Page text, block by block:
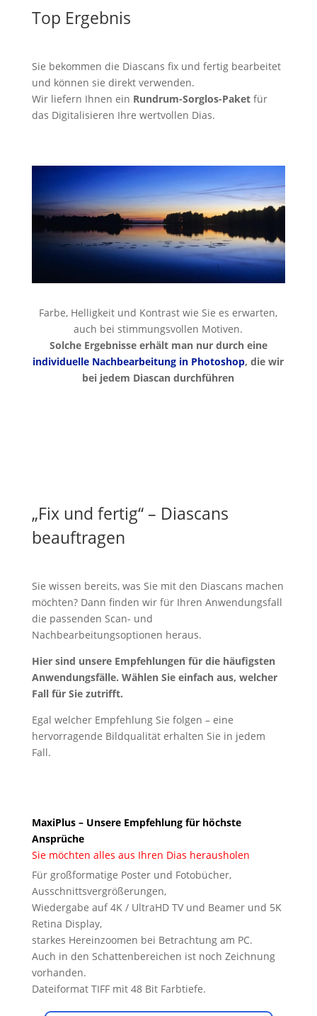
Top Ergebnis
Sie bekommen die Diascans fix und fertig bearbeitet
und können sie direkt verwenden.
Wir liefern Ihnen ein Rundrum-Sorglos-Paketfür
das Digitalisieren Ihre wertvollen Dias.
Farbe, Helligkeit und Kontrast wie Sie es erwarten,
auch bei stimmungsvollen Motiven.
Solche Ergebnisse erhält man nur durch eine
individuelle Nachbearbeitung in Photoshop, die wir
bei jedem Diascan durchführen
„Fix und fertig“ – Diascans
beauftragen
Sie wissen bereits, was Sie mit den Diascans machen
möchten? Dann finden wir für Ihren Anwendungsfall
die passenden Scan- und
Nachbearbeitungsoptionen heraus.
Hier sind unsere Empfehlungen für die häufigsten
Anwendungsfälle. Wählen Sie einfach aus, welcher
Fall für Sie zutrifft.
Egal welcher Empfehlung Sie folgen – eine
hervorragende Bildqualität erhalten Sie in jedem
Fall.
MaxiPlus – Unsere Empfehlung für höchste
Ansprüche
Sie möchten alles aus Ihren Dias herausholen
Für großformatige Poster und Fotobücher,
Ausschnittsvergrößerungen,
Wiedergabe auf 4K / UltraHD TV und Beamer und 5K
Retina Display,
starkes Hereinzoomen bei Betrachtung am PC.
Auch in den Schattenbereichen ist noch Zeichnung
vorhanden.
Dateiformat TIFF mit 48 Bit Farbtiefe.